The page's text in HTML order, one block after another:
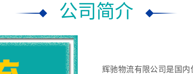
公司简介
辉驰物流有限公司是国